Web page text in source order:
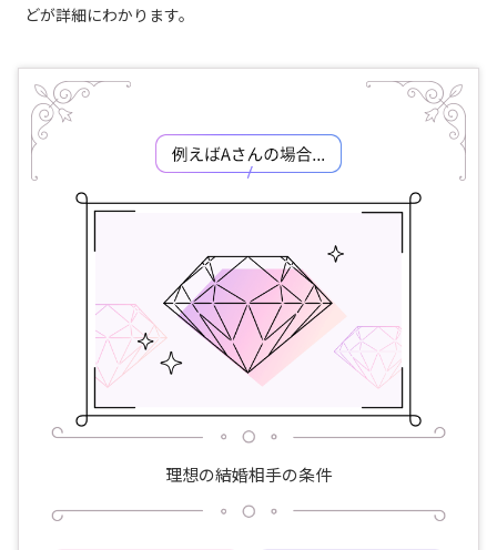
どが詳細にわかります。
理想の結婚相手の条件